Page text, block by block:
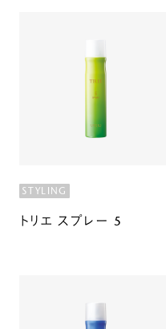
STYLING
トリエ スプレー 5